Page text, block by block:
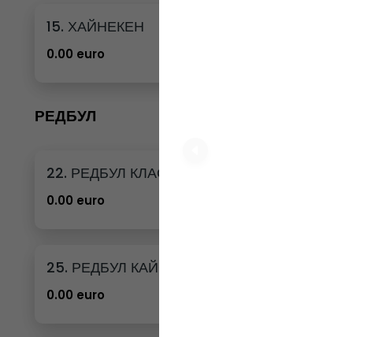
15. ХАЙНЕКЕН
0.00 euro
РЕДБУЛ
22. РЕДБУЛ КЛАСИК
0.00 euro
25. РЕДБУЛ КАЙСИЯ И ЯГОДА
0.00 euro